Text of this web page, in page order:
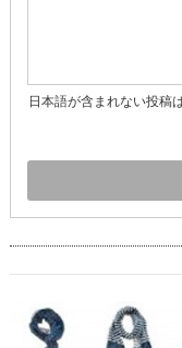
日本語が含まれない投稿